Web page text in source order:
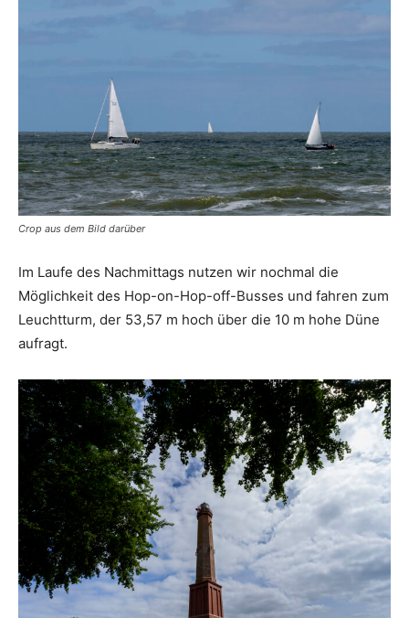
Crop aus dem Bild darüber
Im Laufe des Nachmittags nutzen wir nochmal die
Möglichkeit des Hop-on-Hop-off-Busses und fahren zum
Leuchtturm, der 53,57 m hoch über die 10 m hohe Düne
aufragt.